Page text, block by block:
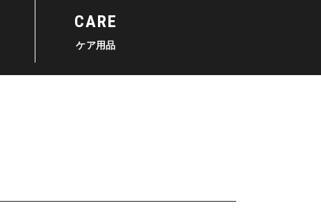
CARE
ケア用品